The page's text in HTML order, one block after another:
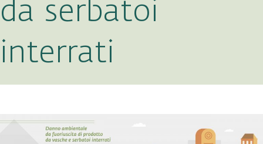
da serbatoi
interrati